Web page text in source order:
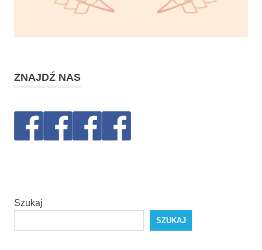
ZNAJDŹ NAS
Szukaj
SZUKAJ